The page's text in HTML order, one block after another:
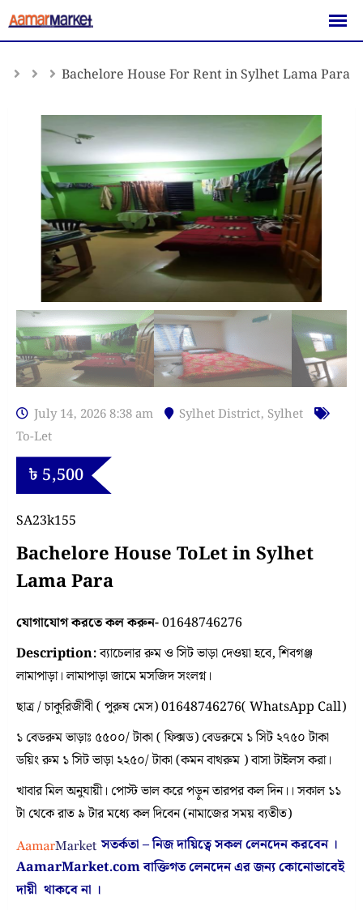
Skip
to
Bachelore House For Rent in Sylhet Lama Para
July 14, 2026 8:38 am Sylhet District, Sylhet
To-Let
৳ 5,500
SA23k155
Bachelore House ToLet in Sylhet
Lama Para
যোগাযোগ করতে কল করুন-01648746276
Description:ব্যাচেলার রুম ও সিট ভাড়া দেওয়া হবে, শিবগঞ্জ
লামাপাড়া। লামাপাড়া জামে মসজিদ সংলগ্ন।
ছাত্র / চাকুরিজীবী ( পুরুষ মেস) 01648746276( WhatsApp Call)
১ বেডরুম ভাড়াঃ ৫৫০০/ টাকা ( ফিক্সড) বেডরুমে ১ সিট ২৭৫০ টাকা
ডয়িং রুম ১ সিট ভাড়া ২২৫০/ টাকা (কমন বাথরুম ) বাসা টাইলস করা।
খাবার মিল অনুযায়ী। পোস্ট ভাল করে পড়ুন তারপর কল দিন।। সকাল ১১
টা থেকে রাত ৯ টার মধ্যে কল দিবেন (নামাজের সময় ব্যতীত)
সতর্কতা – নিজ দায়িত্বে সকল লেনদেন করবেন ।
AamarMarket.comবাক্তিগত লেনদেন এর জন্য কোনোভাবেই
দায়ী থাকবে না ।